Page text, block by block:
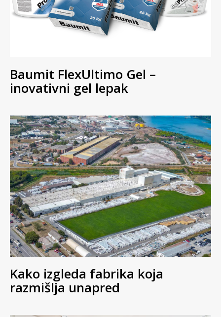
Baumit FlexUltimo Gel –
inovativni gel lepak
Kako izgleda fabrika koja
razmišlja unapred